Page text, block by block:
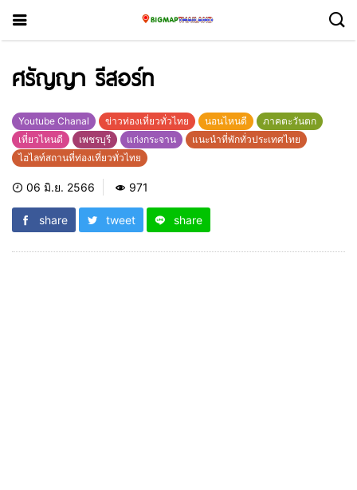
ศรัญญา รีสอร์ท
Youtube Chanal ข่าวท่องเที่ยวทั่วไทย นอนไหนดี
ภาคตะวันตก
เที่ยวไหนดี
เพชรบุรี แก่งกระจาน
แนะนำที่พักทั่วประเทศไทย
ไฮไลท์สถานที่ท่องเที่ยวทั่วไทย
06 มิ.ย. 2566 971
share tweet share